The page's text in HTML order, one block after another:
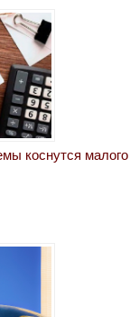
коснутся малого